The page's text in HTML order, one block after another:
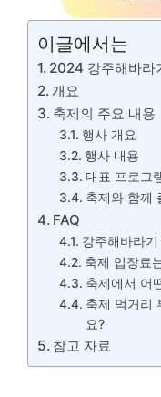
이글에서는
2024 강주해바라
개요
축제의 주요 내용
행사 개요
행사 내용
대표 프로그
축제와 함께
FAQ
강주해바라
축제 입장료
축제에서 어
축제 먹거리
요?
참고 자료